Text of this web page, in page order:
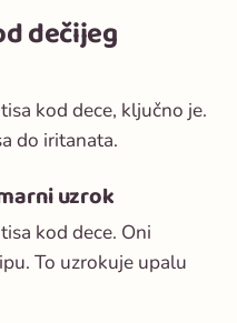
dečijeg
kod dece, ključno je.
do iritanata.
uzrok
kod dece. Oni
To uzrokuje upalu